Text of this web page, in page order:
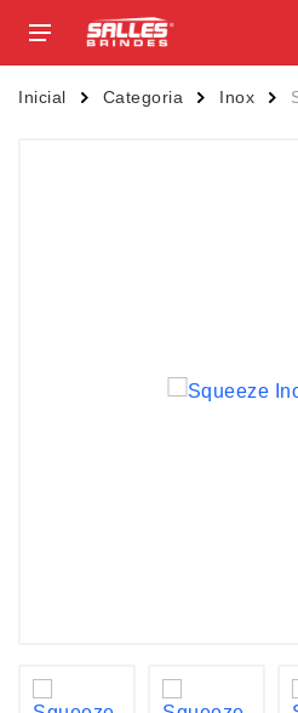
Inicial Categoria Inox